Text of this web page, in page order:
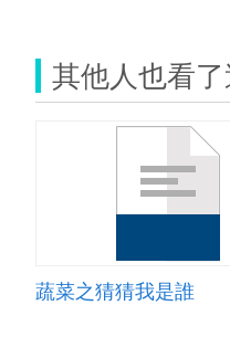
其他人也看
蔬菜之猜猜我是誰